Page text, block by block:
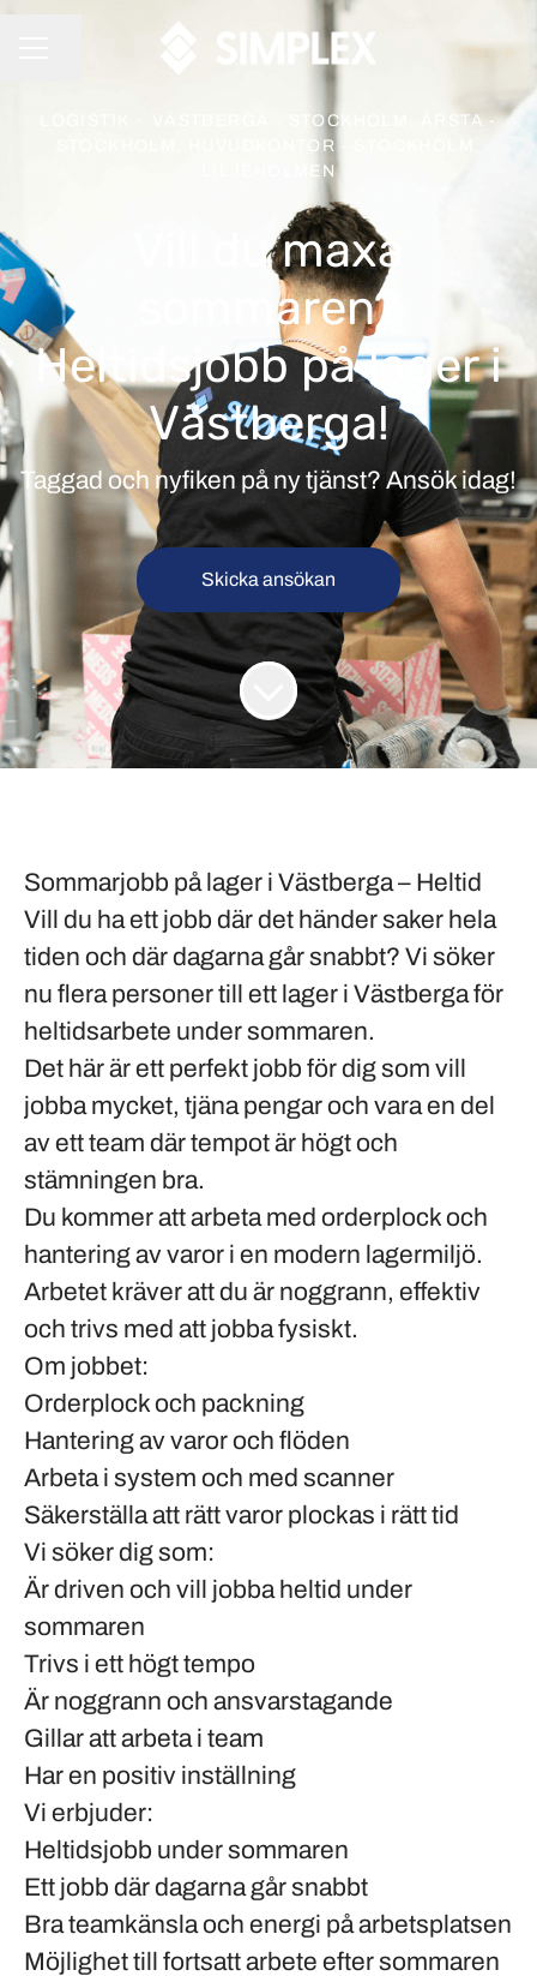
VÄSTBERGA - STOCKHOLM, ÅRSTA -
STOCKHOLM, HUVUDKONTOR - STOCKHOLM,
LILJEHOLMEN
Vill du maxa
sommaren?
Heltidsjobb på lager i
Västberga!
Taggad och nyfiken på ny tjänst? Ansök idag!
Skicka ansökan
Sommarjobb på lager i Västberga – Heltid
Vill du ha ett jobb där det händer saker hela
tiden och där dagarna går snabbt? Vi söker
nu flera personer till ett lager i Västberga för
heltidsarbete under sommaren.
Det här är ett perfekt jobb för dig som vill
jobba mycket, tjäna pengar och vara en del
av ett team där tempot är högt och
stämningen bra.
Du kommer att arbeta med orderplock och
hantering av varor i en modern lagermiljö.
Arbetet kräver att du är noggrann, effektiv
och trivs med att jobba fysiskt.
Om jobbet:
Orderplock och packning
Hantering av varor och flöden
Arbeta i system och med scanner
Säkerställa att rätt varor plockas i rätt tid
Vi söker dig som:
Är driven och vill jobba heltid under
sommaren
Trivs i ett högt tempo
Är noggrann och ansvarstagande
Gillar att arbeta i team
Har en positiv inställning
Vi erbjuder:
Heltidsjobb under sommaren
Ett jobb där dagarna går snabbt
Bra teamkänsla och energi på arbetsplatsen
Möjlighet till fortsatt arbete efter sommaren